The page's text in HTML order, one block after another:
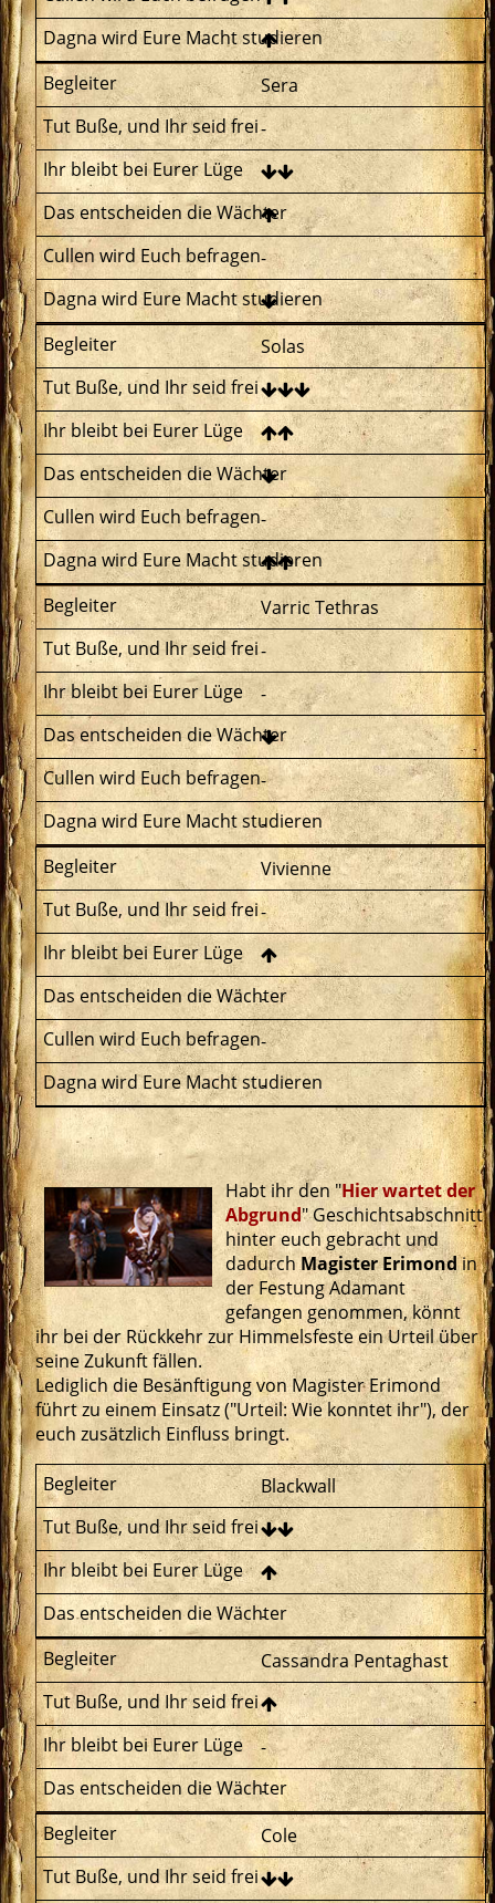
Sera
-
-
Solas
-
Varric Tethras
-
-
-
-
Vivienne
-
-
-
-
Habt ihr den "Hier wartet der
Abgrund" Geschichtsabschnitt
hinter euch gebracht und
dadurchMagister Erimondin
der Festung Adamant
gefangen genommen, könnt
ihr bei der Rückkehr zur Himmelsfeste ein Urteil über
seine Zukunft fällen.
Lediglich die Besänftigung von Magister Erimond
führt zu einem Einsatz ("Urteil: Wie konntet ihr"), der
euch zusätzlich Einfluss bringt.
Blackwall
-
Cassandra Pentaghast
-
-
Cole